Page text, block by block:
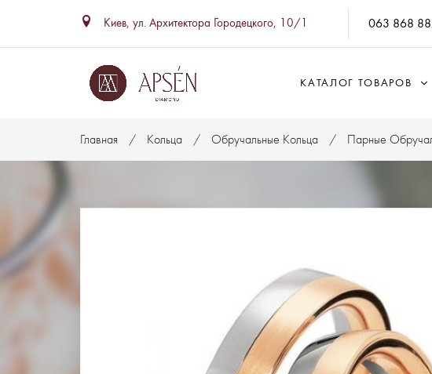
Киев, ул. Архитектора Городецкого, 10/1 063 868
КАТАЛОГ ТОВАРОВ
Главная Кольца Обручальные Кольца Парные